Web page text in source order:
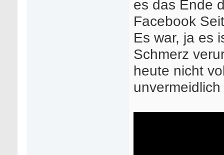
es das Ende
Facebook
Es war, ja es
Schmerz
heute nicht